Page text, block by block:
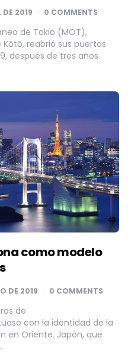
DE 2019 0 COMMENTS
de Tokio (MOT),
reabrió sus puertas
después de tres años
como modelo
DE 2019 0 COMMENTS
de
con la identidad de la
en Oriente. Japón, que